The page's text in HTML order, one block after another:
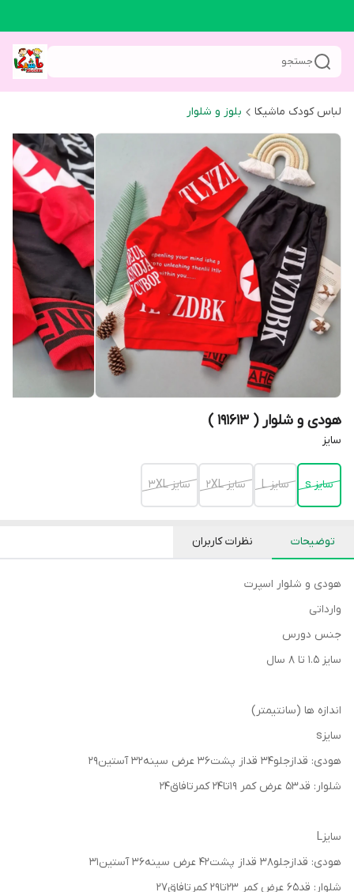
جستجو
لباس کودک ماشیکا بلوز و شلوار
هودی و شلوار ( 191613 )
سایز
سایز s سایز L سایز 2XL سایز 3XL
توضیحات نظرات کاربران
هودی و شلوار اسپرت
وارداتی
جنس دورس
سایز ۱.۵ تا ۸ سال
اندازه ها (سانتیمتر)
سایزs
هودی: قدازجلو۳۴ قداز پشت۳۶ عرض سینه۳۲ آستین۲۹
شلوار: قد۵۳ عرض کمر ۱۹تا۲۴ کمرتافاق۲۴
سایزL
هودی: قدازجلو۳۸ قداز پشت۴۲ عرض سینه۳۶ آستین۳۱
شلوار: قد۶۵ عرض کمر ۲۳تا۲۹ کمرتافاق۲۷